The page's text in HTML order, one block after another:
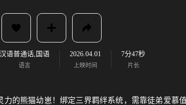
汉语普通话,国语
语言
2026.04.01
上映时间
7分47秒
片长
的熊猫幼崽！绑定三界羁绊系统，需靠徒弟爱慕